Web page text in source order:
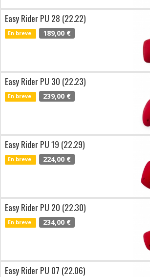
Easy Rider PU 28 (22.22)
En breve 189,00 €
Easy Rider PU 30 (22.23)
En breve 239,00 €
Easy Rider PU 19 (22.29)
En breve 224,00 €
Easy Rider PU 20 (22.30)
En breve 234,00 €
Easy Rider PU 07 (22.06)